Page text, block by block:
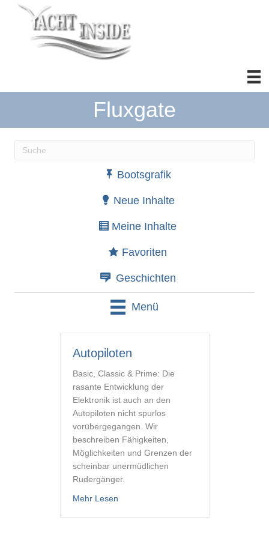
Fluxgate
Wenn die Ergebnisse der automatischen
Bootsgrafik
Neue Inhalte
Meine Inhalte
Favoriten
Geschichten
Menü
Autopiloten
Basic, Classic & Prime: Die
rasante Entwicklung der
Elektronik ist auch an den
Autopiloten nicht spurlos
vorübergegangen. Wir
beschreiben Fähigkeiten,
Möglichkeiten und Grenzen der
scheinbar unermüdlichen
Rudergänger.
Mehr Lesenabout Autopiloten